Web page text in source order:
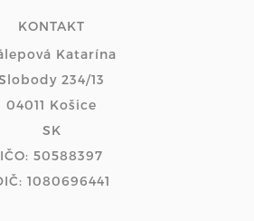
KONTAKT
Katarína
234/13
04011 Košice
SK
IČO: 50588397
1080696441